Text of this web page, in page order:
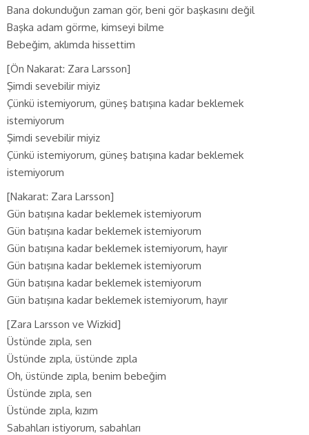
Bana dokunduğun zaman gör, beni gör başkasını değil
Başka adam görme, kimseyi bilme
Bebeğim, aklımda hissettim
[Ön Nakarat: Zara Larsson]
Şimdi sevebilir miyiz
Çünkü istemiyorum, güneş batışına kadar beklemek
istemiyorum
Şimdi sevebilir miyiz
Çünkü istemiyorum, güneş batışına kadar beklemek
istemiyorum
[Nakarat: Zara Larsson]
Gün batışına kadar beklemek istemiyorum
Gün batışına kadar beklemek istemiyorum
Gün batışına kadar beklemek istemiyorum, hayır
Gün batışına kadar beklemek istemiyorum
Gün batışına kadar beklemek istemiyorum
Gün batışına kadar beklemek istemiyorum, hayır
[Zara Larsson ve Wizkid]
Üstünde zıpla, sen
Üstünde zıpla, üstünde zıpla
Oh, üstünde zıpla, benim bebeğim
Üstünde zıpla, sen
Üstünde zıpla, kızım
Sabahları istiyorum, sabahları